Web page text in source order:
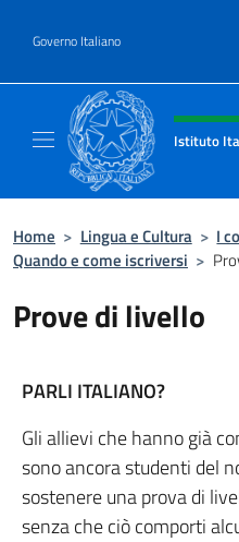
Governo Italiano
Intestazione
Istituto
Home > Lingua e Cultura > I
Quando e come iscriversi >
Prove di livello
PARLI ITALIANO?
Gli allievi che hanno già
sono ancora studenti del
sostenere una prova di
senza che ciò comporti